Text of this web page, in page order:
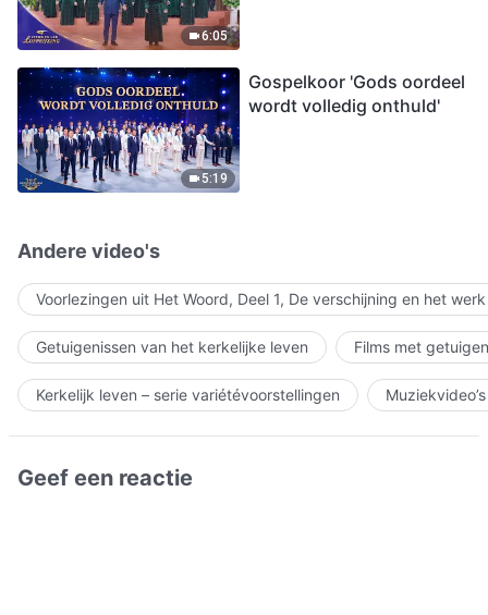
6:05
5:19
Gospelkoor 'Gods oordeel
wordt volledig onthuld'
Andere video's
Voorlezingen uit Het Woord, Deel 1, De verschijning en het
Getuigenissen van het kerkelijke leven Films met
Kerkelijk leven – serie variétévoorstellingen Muziekvideo’s
Geef een reactie